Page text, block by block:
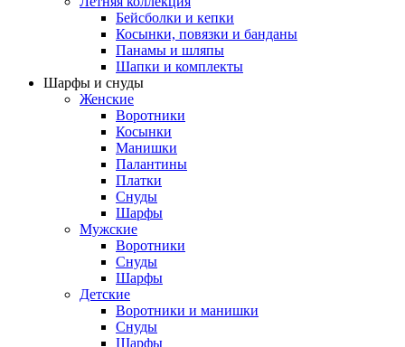
Бейсболки и кепки
Косынки, повязки и банданы
Панамы и шляпы
Шапки и комплекты
Шарфы и снуды
Женские
Воротники
Косынки
Манишки
Палантины
Платки
Снуды
Шарфы
Мужские
Воротники
Снуды
Шарфы
Детские
Воротники и манишки
Снуды
Шарфы